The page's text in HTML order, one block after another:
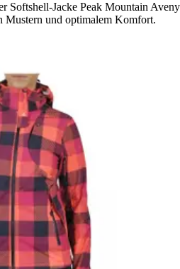
Softshell-Jacke Peak Mountain Aveny
Mustern und optimalem Komfort.